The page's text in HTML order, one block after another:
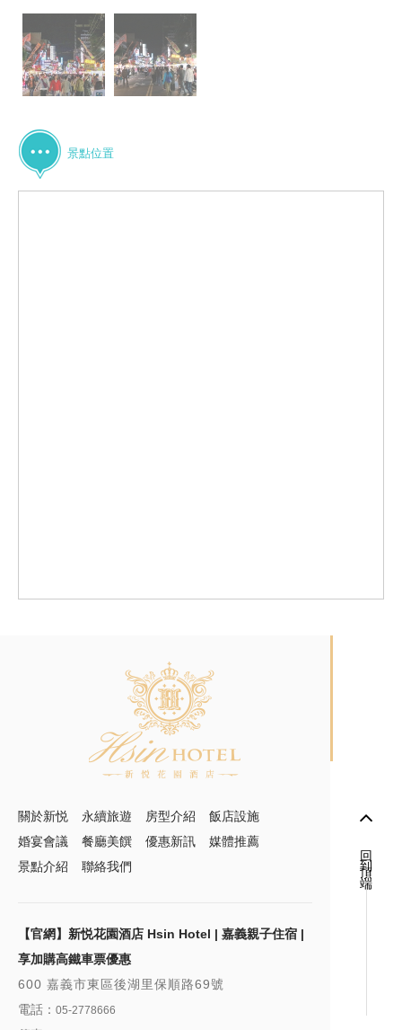
景點位置
回到頂端
關於新悦 永續旅遊 房型介紹
飯店設施
婚宴會議
餐廳美饌 優惠新訊
媒體推薦
景點介紹
聯絡我們
【官網】新悦花園酒店 Hsin Hotel | 嘉義親子住宿 |
享加購高鐵車票優惠
600 嘉義市東區後湖里保順路69號
電話： 05-2778666